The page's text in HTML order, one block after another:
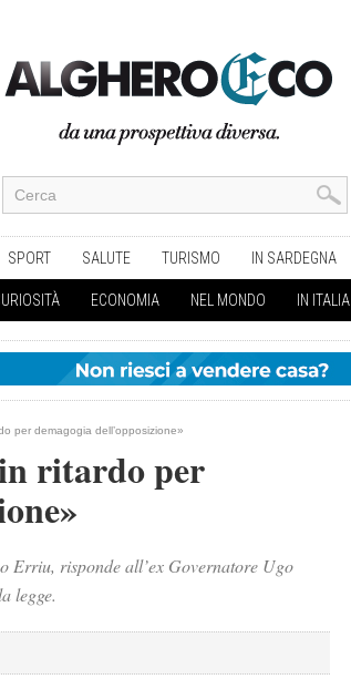
SPORT SALUTE TURISMO IN SARDEGNA
ECONOMIA NEL MONDO IN ITALIA
per demagogia dell’opposizione»
ritardo per
Erriu, risponde all’ex Governatore Ugo
legge.